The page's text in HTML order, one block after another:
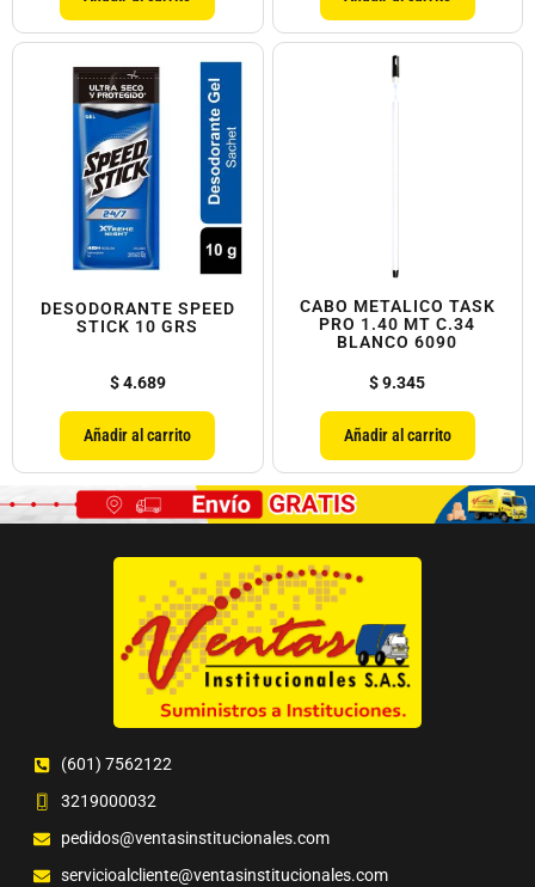
DESODORANTE SPEED
STICK 10 GRS
$4.689
Añadir al carrito
CABO METALICO TASK
PRO 1.40 MT C.34
BLANCO 6090
$9.345
Añadir al carrito
(601) 7562122
3219000032
pedidos@ventasinstitucionales.com
servicioalcliente@ventasinstitucionales.com